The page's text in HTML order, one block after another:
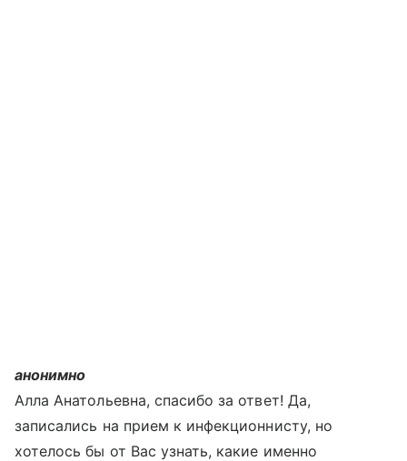
анонимно
Алла Анатольевна, спасибо за ответ! Да,
записались на прием к инфекционнисту, но
хотелось бы от Вас узнать, какие именно